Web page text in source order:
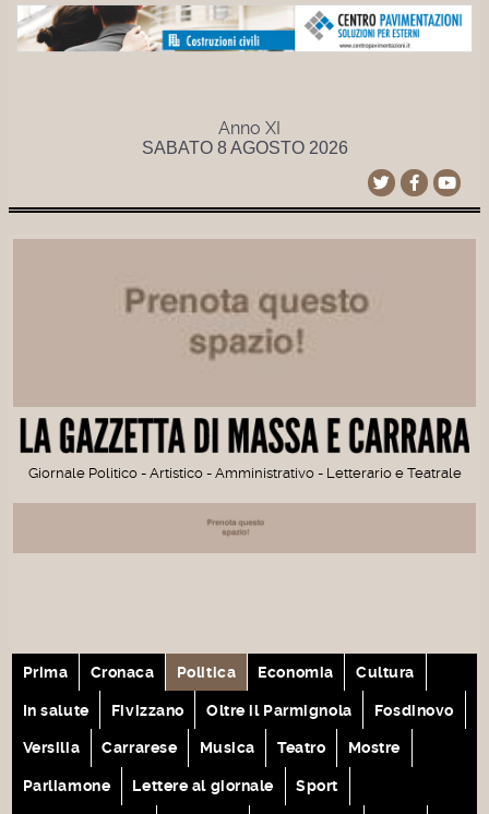
Anno XI
SABATO 8 AGOSTO 2026
Giornale Politico - Artistico - Amministrativo - Letterario e Teatrale
Prima Cronaca Politica Economia Cultura
In salute Fivizzano Oltre il Parmignola Fosdinovo
Versilia Carrarese Musica Teatro Mostre
Parliamone Lettere al giornale Sport